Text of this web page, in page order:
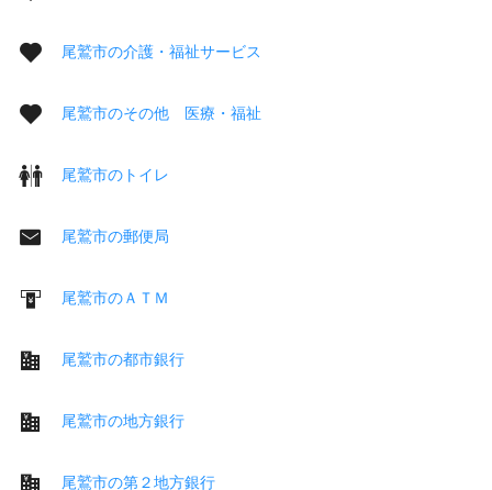
尾鷲市の介護・福祉サービス
尾鷲市のその他 医療・福祉
尾鷲市のトイレ
尾鷲市の郵便局
尾鷲市のＡＴＭ
尾鷲市の都市銀行
尾鷲市の地方銀行
尾鷲市の第２地方銀行